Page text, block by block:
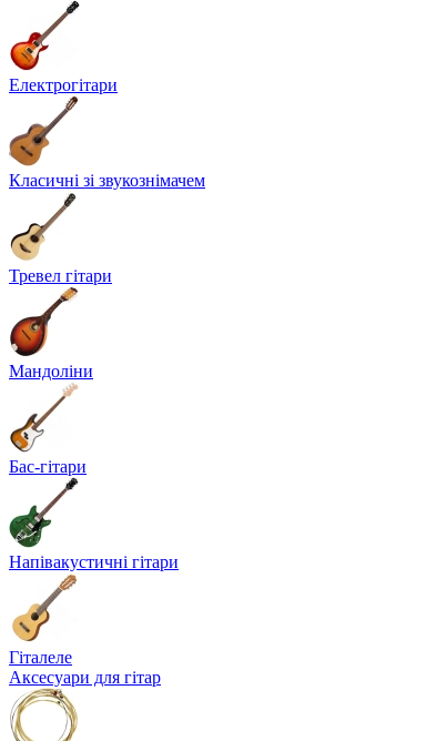
Електрогітари
Класичні зі звукознімачем
Тревел гітари
Мандоліни
Бас-гітари
Напівакустичні гітари
Гіталеле
Аксесуари для гітар